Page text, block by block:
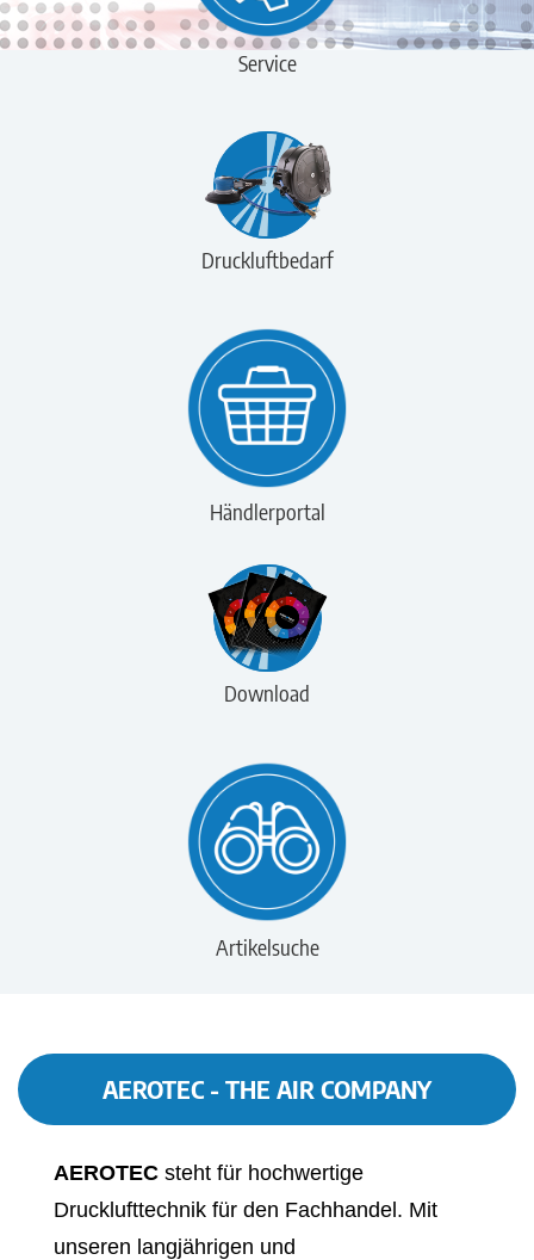
Service
Druckluftbedarf
Händlerportal
Download
Artikelsuche
AEROTEC - THE AIR COMPANY
AEROTEC steht für hochwertige
Drucklufttechnik für den Fachhandel. Mit
unseren langjährigen und